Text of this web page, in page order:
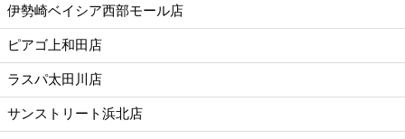
伊勢崎ベイシア西部モール店
ピアゴ上和田店
ラスパ太田川店
サンストリート浜北店